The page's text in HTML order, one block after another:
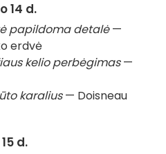
14 d.
papildoma detalė—
erdvė
kelio perbėgimas—
karalius— Doisneau
d.